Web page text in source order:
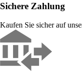
Sichere Zahlung
Kaufen Sie sicher auf